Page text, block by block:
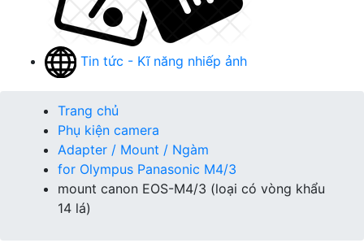
Tin tức - Kĩ năng nhiếp ảnh
Trang chủ
Phụ kiện camera
Adapter / Mount / Ngàm
for Olympus Panasonic M4/3
mount canon EOS-M4/3 (loại có vòng khẩu
14 lá)